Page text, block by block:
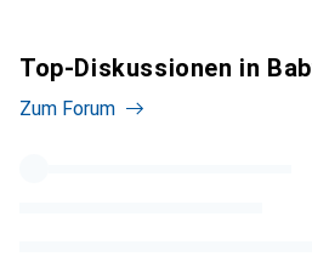
Top-Diskussionen in
Zum Forum